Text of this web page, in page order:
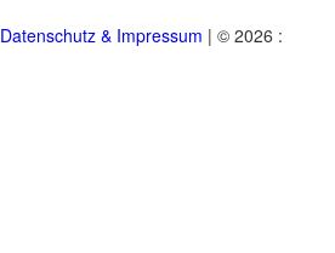
Datenschutz & Impressum | © 2026 :